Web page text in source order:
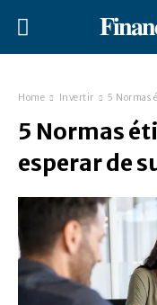
Home Invertir 5 Normas
5 Normas
esperar de